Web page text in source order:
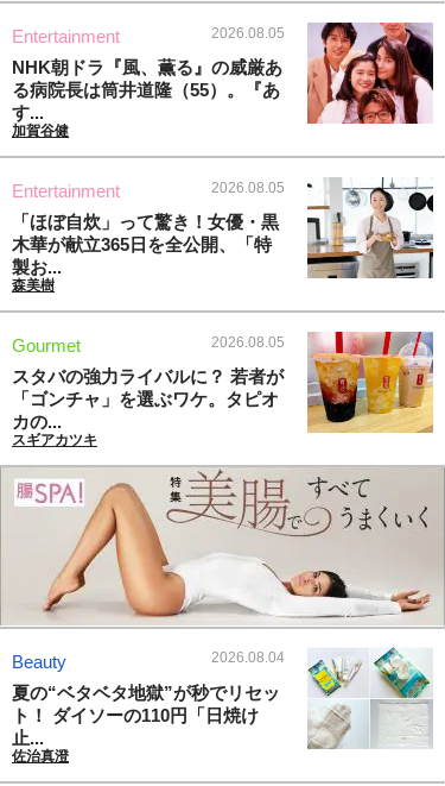
Entertainment 2026.08.05
NHK朝ドラ『風、薫る』の威厳あ
る病院長は筒井道隆（55）。『あ
す...
加賀谷健
Entertainment 2026.08.05
「ほぼ自炊」って驚き！女優・黒
木華が献立365日を全公開、「特
製お...
森美樹
Gourmet 2026.08.05
スタバの強力ライバルに？ 若者が
「ゴンチャ」を選ぶワケ。タピオ
カの...
スギアカツキ
Beauty 2026.08.04
夏の“ベタベタ地獄”が秒でリセッ
ト！ ダイソーの110円「日焼け
止...
佐治真澄